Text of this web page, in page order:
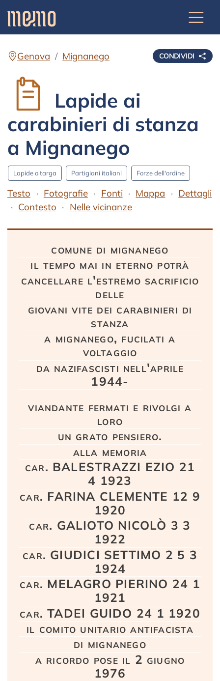
CONDIVIDI
Genova Mignanego
Lapide ai
carabinieri di stanza
a Mignanego
Lapide o targa Partigiani italiani Forze dell'ordine
Testo Fotografie Fonti Mappa
Dettagli
Contesto
Nelle vicinanze
comune di mignanego
il tempo mai in eterno potrà
cancellare l'estremo sacrificio
delle
giovani vite dei carabinieri di
stanza
a mignanego, fucilati a
voltaggio
da nazifascisti nell'aprile
1944-
viandante fermati e rivolgi a
loro
un grato pensiero.
alla memoria
car. BALESTRAZZI EZIO 21
4 1923
car. FARINA CLEMENTE 12 9
1920
car. GALIOTO NICOLÒ 3 3
1922
car. GIUDICI SETTIMO 2 5 3
1924
car. MELAGRO PIERINO 24 1
1921
car. TADEI GUIDO 24 1 1920
il comito unitario antifacista
di mignanego
a ricordo pose il 2 giugno
1976